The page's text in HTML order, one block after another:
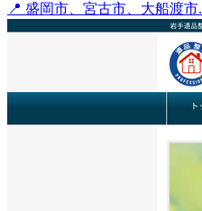
📍 盛岡市、宮古市、大船渡市